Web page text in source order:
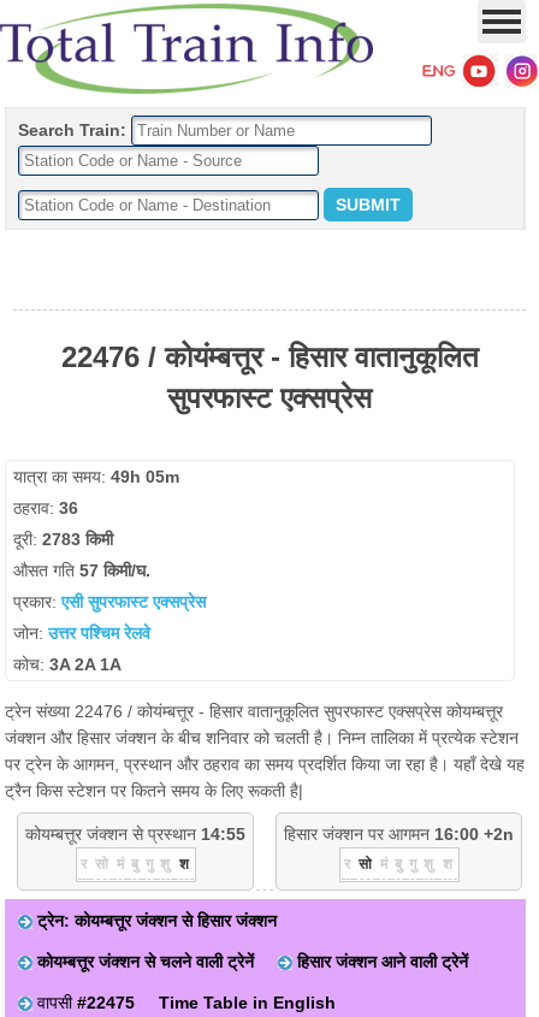
Search Train:
22476 / कोयंम्बत्तूर - हिसार वातानुकूलित
सुपरफास्ट एक्सप्रेस
यात्रा का समय:49h 05m
ठहराव:36
दूरी:2783 किमी
औसत गति57 किमी/घ.
प्रकार:एसी सुपरफास्ट एक्सप्रेस
जोन:उत्तर पश्चिम रेलवे
कोच:3A 2A 1A
ट्रेन संख्या 22476 / कोयंम्बत्तूर - हिसार वातानुकूलित सुपरफास्ट एक्सप्रेस कोयम्बत्तूर
जंक्शन और हिसार जंक्शन के बीच शनिवार को चलती है। निम्न तालिका में प्रत्येक स्टेशन
पर ट्रेन के आगमन, प्रस्थान और ठहराव का समय प्रदर्शित किया जा रहा है। यहाँ देखे यह
ट्रैन किस स्टेशन पर कितने समय के लिए रूकती है|
कोयम्बत्तूर जंक्शन से प्रस्थान 14:55
र सो मं बु गु शु श
हिसार जंक्शन पर आगमन 16:00 +2n
र सो मं बु गु शु श
ट्रेन: कोयम्बत्तूर जंक्शन से हिसार जंक्शन
कोयम्बत्तूर जंक्शन से चलने वाली ट्रेनें हिसार जंक्शन आने वाली ट्रेनें
वापसी#22475 Time Table in English